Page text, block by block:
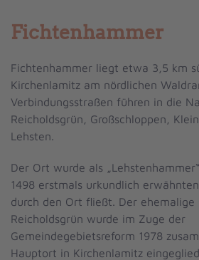
Fichtenhammer
Fichtenhammer liegt etwa 3,5 km
Kirchenlamitz am nördlichen
Verbindungsstraßen führen in die
Reicholdsgrün, Großschloppen,
Lehsten.
Der Ort wurde als
1498 erstmals urkundlich
durch den Ort fließt. Der ehemalige
Reicholdsgrün wurde im Zuge der
Gemeindegebietsreform 1978
Hauptort in Kirchenlamitz